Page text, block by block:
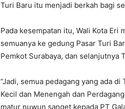
Turi Baru itu menjadi berkah bagi
Pada kesempatan itu, Wali Kota Eri
semuanya ke gedung Pasar Turi
Pemkot Surabaya, dan selanjutnya
“Jadi, semua pedagang yang ada
Kecil dan Menengah dan
matur nuwun sanget kepada PT